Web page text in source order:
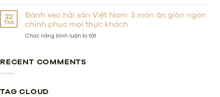
Hàng
Hải
Sản
Nam
Thơm
Ngon
4
điểm
tắm
bùn
22
Th6
Bánh xèo hải sản Việt Nam: 3 món ăn giòn ngon
chinh phục mọi thực khách
Chức năng bình luận bị tắtở
RECENT COMMENTS
TAG CLOUD